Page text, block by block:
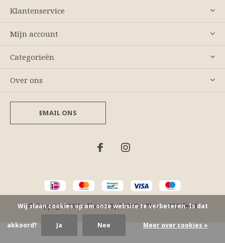
Klantenservice
Mijn account
Categorieën
Over ons
EMAIL ONS
© Copyright2026- Theme ByDMWS xPlus+-RSS-feed
Wij slaan cookies op om onze website te verbeteren. Is dat
akkoord? Ja Nee Meer over cookies »